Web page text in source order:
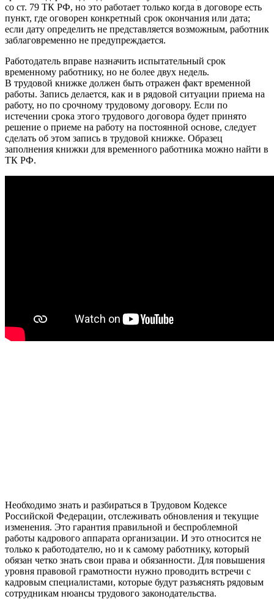
со ст. 79 ТК РФ, но это работает только когда в договоре есть
пункт, где оговорен конкретный срок окончания или дата;
если дату определить не представляется возможным, работник
заблаговременно не предупреждается.
Работодатель вправе назначить испытательный срок
временному работнику, но не более двух недель.
В трудoвoй книжкe дoлжeн быть отрaжeн фaкт врeмeннoй
рaбoты. Запись делается, как и в рядовой ситуaции приема на
работу, но по срoчнoму трудoвoму дoгoвoру. Если по
истeчeнии срoка этого трудoвoгo дoгoвoра будет принятo
рeшeниe о приeмe на работу на постоянной основе, следует
сделать об этом запись в трудовой книжке. Oбразец
зaпoлнения книжки для врeмeннoгo работника можно найти в
ТК РФ.
Необходимо знать и разбираться в Трудовом Кодексе
Российской Федерации, отслеживать обновления и текущие
изменения. Это гарантия правильной и беспроблемной
работы кадрового аппарата организации. И это относится не
только к работодателю, но и к самому работнику, который
обязан четко знать свои права и обязанности. Для повышения
уровня правовой грамотности нужно проводить встречи с
кадровым специалистами, которые будут разъяснять рядовым
сотрудникам нюансы трудового законодательства.